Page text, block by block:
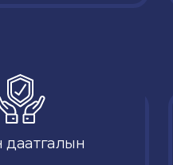
даатгалын